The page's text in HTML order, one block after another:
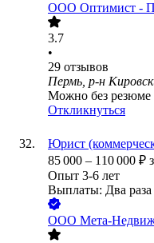
ООО Оптимист -
3.7
•
29 отзывов
Пермь, р-н
Можно без резюме
Откликнуться
Юрист
85 000 – 110 000 ₽
Опыт 3-6 лет
Выплаты: Два раза
ООО Мета-